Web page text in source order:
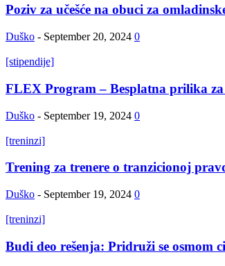
Poziv za učešće na obuci za
Duško - September 20, 2024 0
[stipendije]
FLEX Program – Besplatna prilika
Duško - September 19, 2024 0
[treninzi]
Trening za trenere o tranzicionoj
Duško - September 19, 2024 0
[treninzi]
Budi deo rešenja: Pridruži se osmom